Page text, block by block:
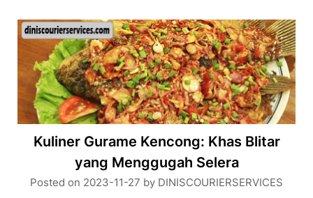
Kuliner Gurame Kencong: Khas Blitar
yang Menggugah Selera
Posted on 2023-11-27 by DINISCOURIERSERVICES